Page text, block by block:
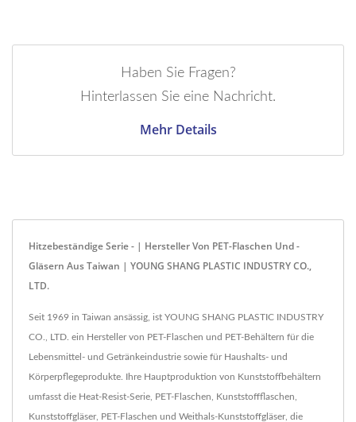
Haben Sie Fragen?
Hinterlassen Sie eine Nachricht.
Mehr Details
Hitzebeständige Serie - | Hersteller Von PET-Flaschen Und -
Gläsern Aus Taiwan | YOUNG SHANG PLASTIC INDUSTRY CO.,
LTD.
Seit 1969 in Taiwan ansässig, ist YOUNG SHANG PLASTIC INDUSTRY
CO., LTD. ein Hersteller von PET-Flaschen und PET-Behältern für die
Lebensmittel- und Getränkeindustrie sowie für Haushalts- und
Körperpflegeprodukte. Ihre Hauptproduktion von Kunststoffbehältern
umfasst die Heat-Resist-Serie, PET-Flaschen, Kunststoffflaschen,
Kunststoffgläser, PET-Flaschen und Weithals-Kunststoffgläser, die